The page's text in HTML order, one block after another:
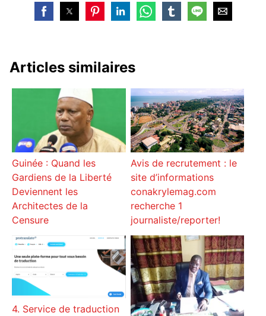
Articles similaires
Guinée : Quand les
Gardiens de la Liberté
Deviennent les
Architectes de la
Censure
Avis de recrutement : le
site d’informations
conakrylemag.com
recherche 1
journaliste/reporter!
4. Service de traduction